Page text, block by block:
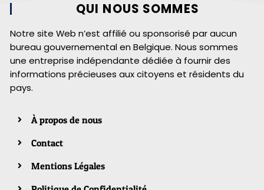
QUI NOUS SOMMES
Notre site Web n’est affilié ou sponsorisé par aucun
bureau gouvernemental en Belgique. Nous sommes
une entreprise indépendante dédiée à fournir des
informations précieuses aux citoyens et résidents du
pays.
À propos de nous
Contact
Mentions Légales